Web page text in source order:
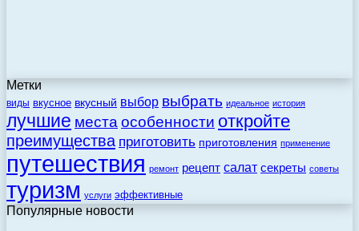
Метки
виды вкусное вкусный выбор выбрать идеальное история
лучшие места особенности откройте
преимущества приготовить приготовления применение
путешествия ремонт рецепт салат секреты советы
туризм услуги эффективные
Популярные новости